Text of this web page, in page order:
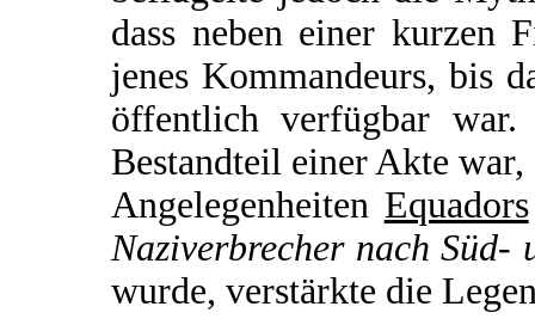
dass neben einer kurzen
jenes Kommandeurs, bis
öffentlich verfügbar
Bestandteil einer Akte
Angelegenheiten Equadors
Naziverbrecher nach
wurde, verstärkte die